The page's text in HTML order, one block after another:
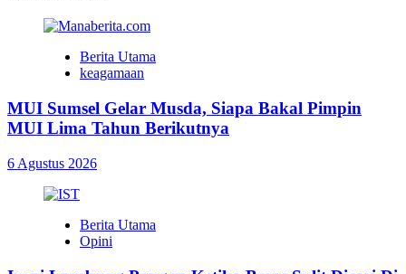
Berita Utama
keagamaan
MUI Sumsel Gelar Musda, Siapa Bakal Pimpin
MUI Lima Tahun Berikutnya
6 Agustus 2026
Berita Utama
Opini